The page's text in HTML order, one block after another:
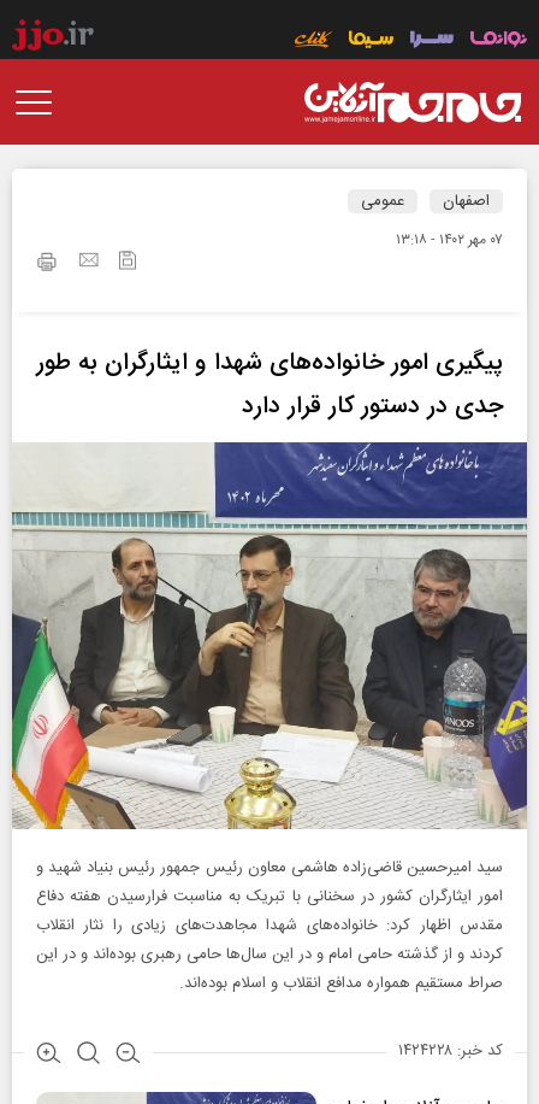
اصفهان عمومی
۰۷ مهر ۱۴۰۲ - ۱۳:۱۸
پیگیری امور خانواده‌‌های شهدا و ایثارگران به طور
جدی در دستور کار قرار دارد
سید امیرحسین قاضی‌زاده هاشمی معاون رئیس جمهور رئیس بنیاد شهید و
امور ایثارگران کشور در سخنانی با تبریک به مناسبت فرارسیدن هفته دفاع
مقدس اظهار کرد: خانواده‌های شهدا مجاهدت‌های زیادی را نثار انقلاب
کردند و از گذشته حامی امام و در این سال‌ها حامی رهبری بوده‌اند و در این
صراط مستقیم همواره مدافع انقلاب و اسلام بوده‌اند.
کد خبر: ۱۴۲۴۲۲۸